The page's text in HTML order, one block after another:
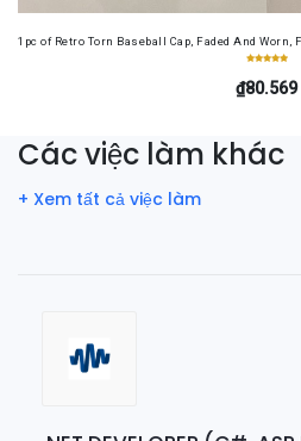
1pc of Retro Torn Baseball Cap, Faded And
₫80.569
Các việc làm khác
+ Xem tất cả việc làm